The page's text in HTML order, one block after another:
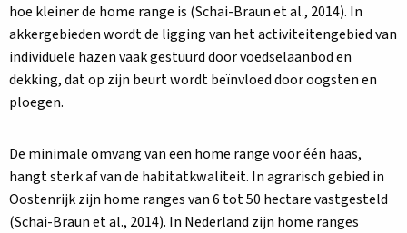
hoe kleiner de home range is (Schai-Braun et al., 2014). In
akkergebieden wordt de ligging van het activiteitengebied van
individuele hazen vaak gestuurd door voedselaanbod en
dekking, dat op zijn beurt wordt beïnvloed door oogsten en
ploegen.
De minimale omvang van een home range voor één haas,
hangt sterk af van de habitatkwaliteit. In agrarisch gebied in
Oostenrijk zijn home ranges van 6 tot 50 hectare vastgesteld
(Schai-Braun et al., 2014). In Nederland zijn home ranges